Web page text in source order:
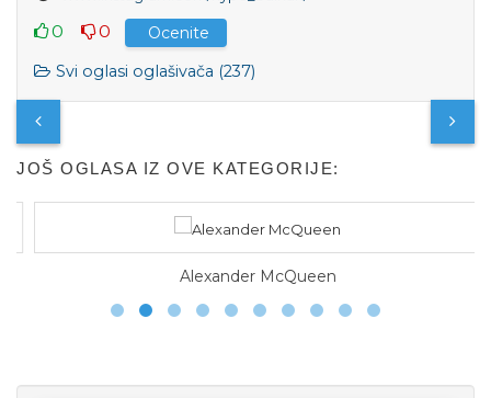
0 0
Ocenite
Svi oglasi oglašivača (237)
JOŠ OGLASA IZ OVE KATEGORIJE:
Alexander McQueen